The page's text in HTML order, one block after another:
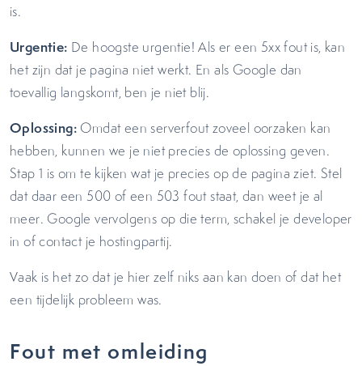
is.
Urgentie: De hoogste urgentie! Als er een 5xx fout is, kan
het zijn dat je pagina niet werkt. En als Google dan
toevallig langskomt, ben je niet blij.
Oplossing: Omdat een serverfout zoveel oorzaken kan
hebben, kunnen we je niet precies de oplossing geven.
Stap 1 is om te kijken wat je precies op de pagina ziet. Stel
dat daar een 500 of een 503 fout staat, dan weet je al
meer. Google vervolgens op die term, schakel je developer
in of contact je hostingpartij.
Vaak is het zo dat je hier zelf niks aan kan doen of dat het
een tijdelijk probleem was.
Fout met omleiding